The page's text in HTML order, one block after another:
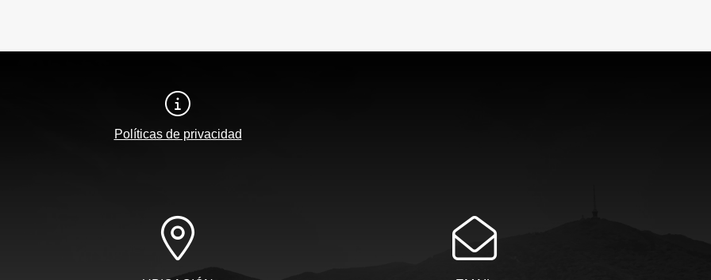
Políticas de privacidad